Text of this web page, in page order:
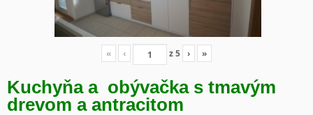
« ‹ z5 › »
Kuchyňa a obývačka s tmavým
drevom a antracitom